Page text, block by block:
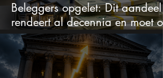
Beleggers opgelet: Dit aandeel
rendeert al decennia en moet op
je watchlist staan!